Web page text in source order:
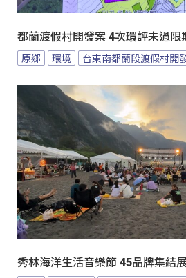
都蘭渡假村開發案 4次環評未過限
原鄉 環境 台東南都蘭段渡假村開
秀林海洋生活音樂節 45品牌集結